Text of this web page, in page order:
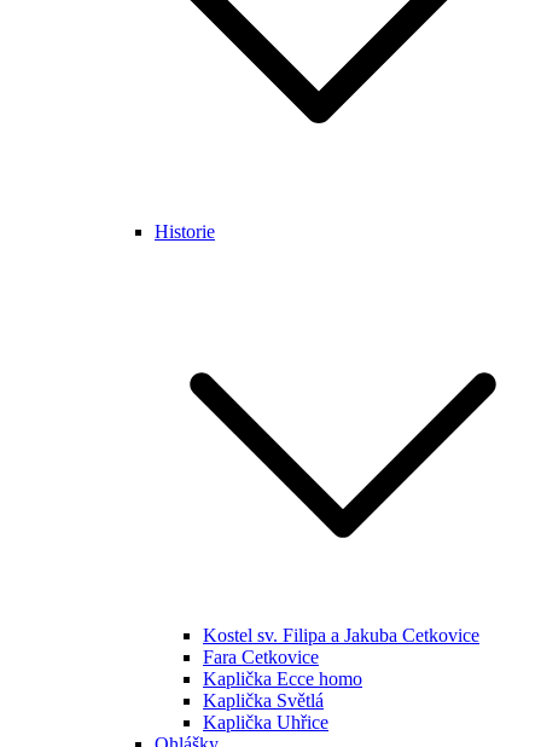
Historie
Kostel sv. Filipa a Jakuba Cetkovice
Fara Cetkovice
Kaplička Ecce homo
Kaplička Světlá
Kaplička Uhřice